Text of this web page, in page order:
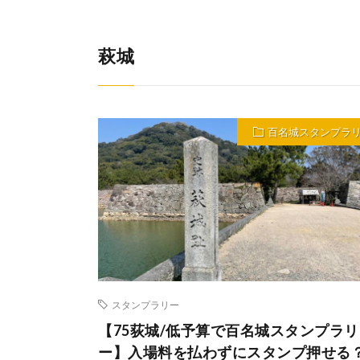
萩城
百名城スタンプラ
スタンプラリー
【75荻城/低予算で百名城スタンプラリ
ー】入場料を払わずにスタンプ押せる